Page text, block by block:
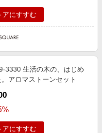
アにすすむ
3330 生活の木の、はじめ
アロマストーンセット
アにすすむ